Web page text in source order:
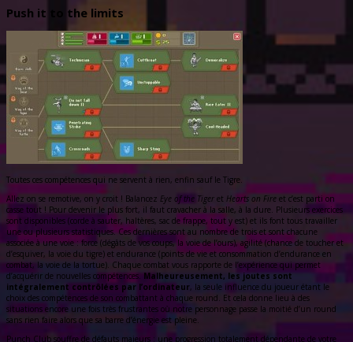
Push it to the limits
Toutes ces compétences qui ne servent à rien, enfin sauf le Tigre.
Allez on se remotive, on y croit ! Balancez Eye of the Tiger et Hearts on Fire et c’est parti on
casse tout ! Pour devenir le plus fort, il faut cravacher à la salle, à la dure. Plusieurs exercices
sont disponibles (corde à sauter, haltères, sac de frappe, tout y est) et ils font tous travailler
une ou plusieurs statistiques. Ces dernières sont au nombre de trois et sont chacune
associée à une voie : force (dégâts de vos coups, la voie de l’ours), agilité (chance de toucher et
d’esquiver, la voie du tigre) et endurance (points de vie et consommation d’endurance en
combat, la voie de la tortue). Chaque combat vous rapporte de l’expérience qui permet
d’acquérir de nouvelles compétences. Malheureusement, les joutes sont
intégralement contrôlées par l’ordinateur, la seule influence du joueur étant le
choix des compétences de son combattant à chaque round. Et cela donne lieu à des
situations encore une fois très frustrantes où notre personnage passe la moitié d’un round
sans rien faire alors que sa barre d’énergie est pleine.
Punch Club souffre de défauts majeurs : une progression totalement dépendante de votre